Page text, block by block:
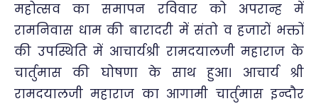
महोत्सव का समापन रविवार को अपरान्ह में
रामनिवास धाम की बारादरी में संतो व हजारों भक्तों
की उपस्थिति में आचार्यश्री रामदयालजी महाराज के
चार्तुमास की घोषणा के साथ हुआ। आचार्य श्री
रामदयालजी महाराज का आगामी चार्तुमास इन्दौर